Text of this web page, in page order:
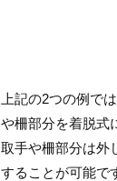
上記の2つの例で
や柵部分を着脱式
取手や柵部分は外
することが可能で